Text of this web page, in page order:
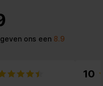
ons een8.9
10